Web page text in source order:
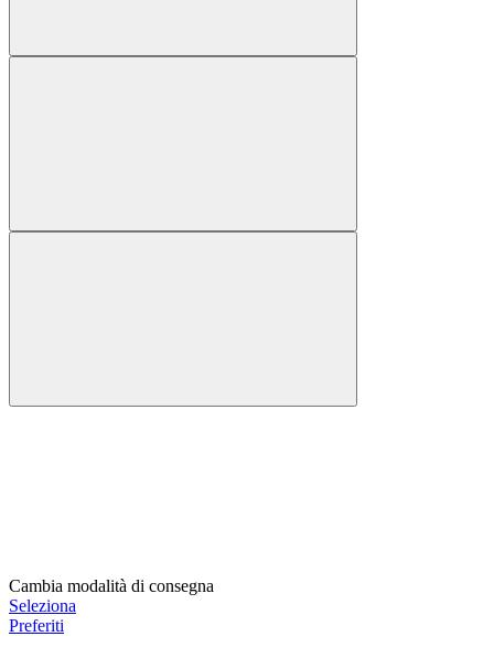
Cambia modalità di consegna
Seleziona
Preferiti